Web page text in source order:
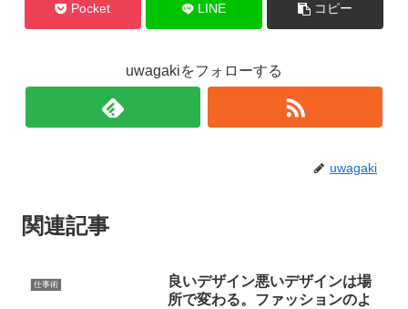
Pocket LINE コピー
uwagakiをフォローする
uwagaki
関連記事
仕事術
良いデザイン悪いデザインは場
所で変わる。ファッションのよ